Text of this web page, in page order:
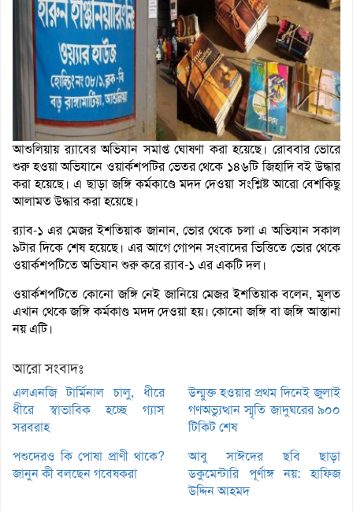
আশুলিয়ায় র‌্যাবের অভিযান সমাপ্ত ঘোষণা করা হয়েছে। রোববার ভোরে
শুরু হওয়া অভিযানে ওয়ার্কশপটির ভেতর থেকে ১৪৬টি জিহাদি বই উদ্ধার
করা হয়েছে। এ ছাড়া জঙ্গি কর্মকাণ্ডে মদদ দেওয়া সংশ্লিষ্ট আরো বেশকিছু
আলামত উদ্ধার করা হয়েছে।
র‌্যাব-১ এর মেজর ইশতিয়াক জানান, ভোর থেকে চলা এ অভিযান সকাল
৯টার দিকে শেষ হয়েছে। এর আগে গোপন সংবাদের ভিত্তিতে ভোর থেকে
ওয়ার্কশপটিতে অভিযান শুরু করে র‌্যাব-১ এর একটি দল।
ওয়ার্কশপটিতে কোনো জঙ্গি নেই জানিয়ে মেজর ইশতিয়াক বলেন, মূলত
এখান থেকে জঙ্গি কর্মকাণ্ড মদদ দেওয়া হয়। কোনো জঙ্গি বা জঙ্গি আস্তানা
নয় এটি।
আরো সংবাদঃ
এলএনজি টার্মিনাল চালু, ধীরে
ধীরে স্বাভাবিক হচ্ছে গ্যাস
সরবরাহ
উন্মুক্ত হওয়ার প্রথম দিনেই জুলাই
গণঅভ্যুত্থান স্মৃতি জাদুঘরের ৯০০
টিকিট শেষ
পশুদেরও কি পোষা প্রাণী থাকে?
জানুন কী বলছেন গবেষকরা
আবু সাঈদের ছবি ছাড়া
ডকুমেন্টারি পূর্ণাঙ্গ নয়: হাফিজ
উদ্দিন আহমদ